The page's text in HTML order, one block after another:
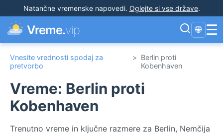
Natančne vremenske napovedi. Oglejte si vse države.
Vreme.vip 🌐 ☰
Vnesite vrednosti spodaj za
pretvorbo
> Berlin proti
Kobenhaven
Vreme: Berlin proti
Kobenhaven
Trenutno vreme in ključne razmere za Berlin, Nemčija